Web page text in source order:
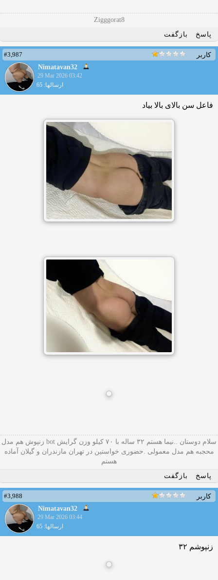
Zigggorat8
پاسخ
بازگفت
کاربر
#3,987
Nimatavan32
29 Mar 2026 03:42
ارسالها: 65
فاعل سن بالای بالا بیاد
سلام دوستان ..نیما هستم ۳۲ ساله با ۷۰ کیلو وزن گرایش bot زنپوش هم مدل
محجبه هم مدل معمولی .حضوری خواستین در تهران مازندران و گیلان آماده
هستم
پاسخ
بازگفت
کاربر
#3,988
Nimatavan32
29 Mar 2026 03:44
ارسالها: 65
زنپوشم ۳۲